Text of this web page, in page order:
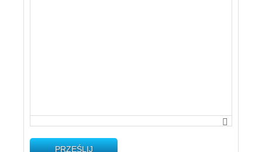
PRZEŚLIJ